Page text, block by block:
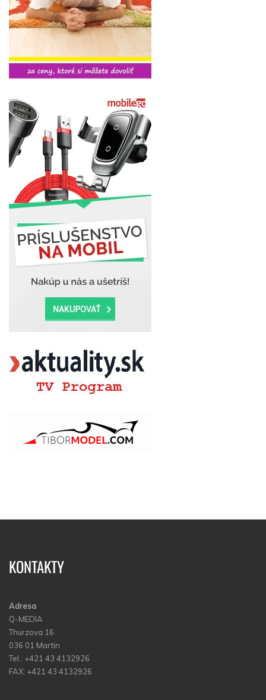
KONTAKTY
Adresa
Q-MEDIA
Thurzova 16
036 01 Martin
Tel.: +421 43 4132926
FAX: +421 43 4132926